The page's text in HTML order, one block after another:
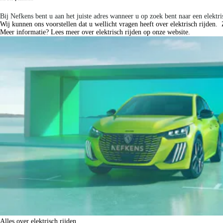
vraag in de showroom de details en definitieve verkoopprijs. Aan de
Disclaimer: LET OP: Getoonde afbeeldingen kunnen afwijken van de
Bij Nefkens bent u aan het juiste adres wanneer u op zoek bent naar een
Wij kunnen ons voorstellen dat u wellicht vragen heeft over elektrisch rijden.
Meer informatie? Lees meer over elektrisch rijden op onze website.
Alles over elektrisch rijden